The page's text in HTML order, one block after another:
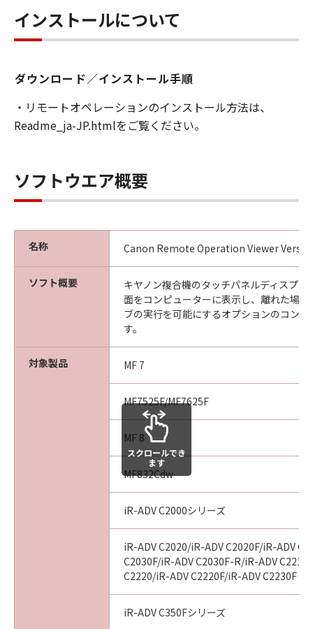
ことはできません。また第三者にこのような行
為をさせてはなりません。
お客様は、「許諾ソフトウェア」に含まれるキ
表示を変更し、除去しもしくは削除してはなり
ません。
「許諾ソフトウェア」にかかる権原および所有
権は、その内容によりキヤノンまたはキヤノン
５．輸出
より必要な許可等を得ることなしに、「許諾ソ
フトウェア」の全部または一部を、直接または
間接に輸出してはなりません。
６．サポートおよびアップデート
キヤノン、キヤノンのライセンサー、キヤノン
は、お客様による「許諾ソフトウェア」の使用
を支援すること、および「許諾ソフトウェア」
に対してアップデート、バグの修正あるいはサ
ポートを行うことについて、いかなる責任も負
うものではありません。
７．保証の否認・免責
(1)「許諾ソフトウェア」は、『現状有姿』の状
態で使用許諾されます。キヤノン、キヤノンの
ライセンサー、キヤノンの子会社、それらの販
売代理店および販売店は、「許諾ソフトウェ
ア」に関して、商品性および特定の目的への適
合性の保証を含め、いかなる保証も、明示たる
と黙示たるとを問わず一切行わないものとしま
インストールについて
ダウンロード／インストール手順
・リモートオペレーションのインストール方法は、
Readme_ja-JP.htmlをご覧ください。
ソフトウエア概要
名称 Canon Remote Operation Viewer
ソフト概要
キヤノン複合機のタッチパネルディスプレ
面をコンピューターに表示し、離れた場
ブの実行を可能にするオプションのコン
す。
対象製品 MF 7
MF7525F/MF7625F
MF 8
MF832Cdw
iR-ADV C2000シリーズ
iR-ADV C2020/iR-ADV C2020F/iR-ADV
C2030F/iR-ADV C2030F-R/iR-ADV
C2220/iR-ADV C2220F/iR-ADV C2230F
iR-ADV C350Fシリーズ
スクロールでき
ます